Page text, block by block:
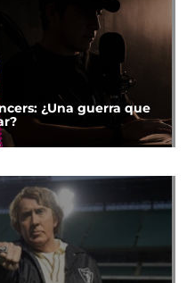
¿Una guerra que